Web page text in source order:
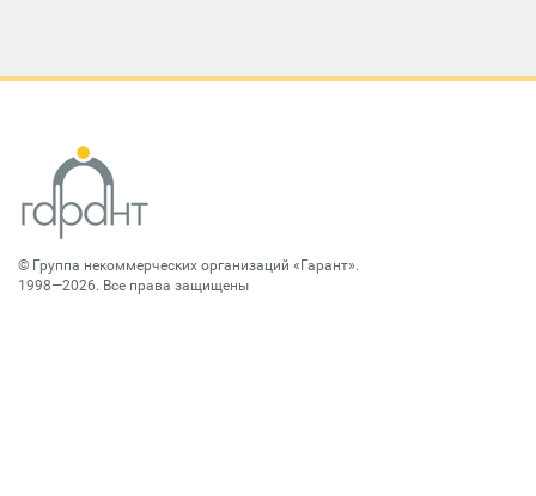
© Группа некоммерческих организаций «Гарант».
1998—2026. Все права защищены